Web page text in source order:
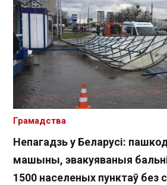
Непагадзь у Беларусі:
машыны, эвакуяваныя
1500 населеных пунктаў без
Грамадства